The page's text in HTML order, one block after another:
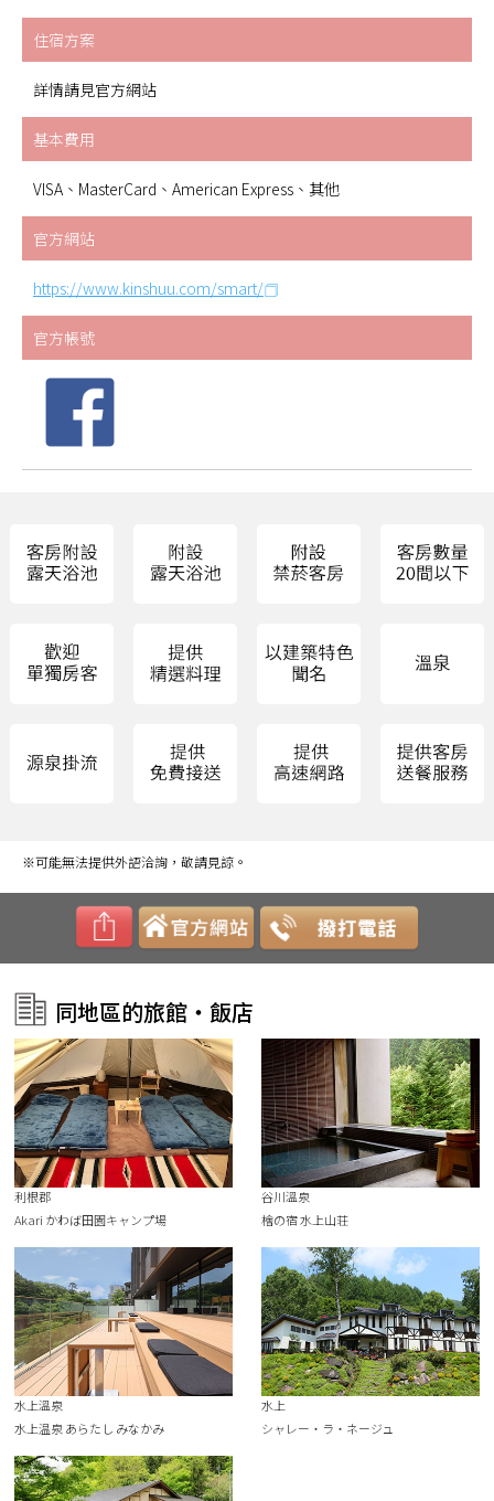
住宿方案
詳情請見官方網站
基本費用
VISA、MasterCard、American Express、其他
官方網站
https://www.kinshuu.com/smart/
官方帳號
※可能無法提供外語洽詢，敬請見諒。
同地區的旅館・飯店
利根郡
Akari かわば田園キャンプ場
谷川溫泉
檜の宿 水上山荘
水上溫泉
水上温泉 あらたし みなかみ
水上
シャレー・ラ・ネージュ